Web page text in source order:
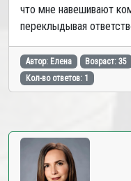
что мне навешивают
переклыдывая
Автор: Елена Возраст: 35
Кол-во ответов: 1